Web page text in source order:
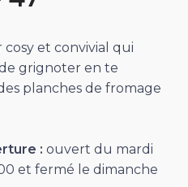
cosy et convivial qui
de grignoter en te
planches de fromage
: ouvert du mardi
et fermé le dimanche